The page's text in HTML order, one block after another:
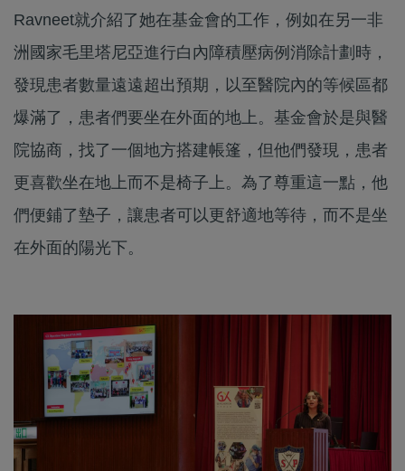
Ravneet就介紹了她在基金會的工作，例如在另一非
洲國家毛里塔尼亞進行白內障積壓病例消除計劃時，
發現患者數量遠遠超出預期，以至醫院內的等候區都
爆滿了，患者們要坐在外面的地上。基金會於是與醫
院協商，找了一個地方搭建帳篷，但他們發現，患者
更喜歡坐在地上而不是椅子上。為了尊重這一點，他
們便鋪了墊子，讓患者可以更舒適地等待，而不是坐
在外面的陽光下。